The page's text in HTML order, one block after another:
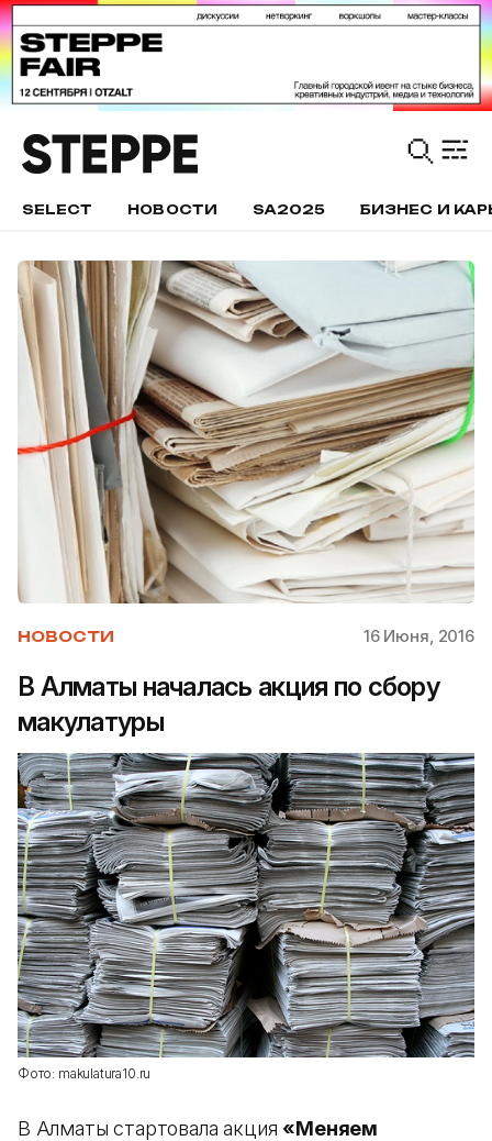
SELECT НОВОСТИ SA2025 БИЗНЕС И
НОВОСТИ 16 Июня, 2016
В Алматы началась акция по сбору
макулатуры
Фото: makulatura10.ru
В Алматы стартовала акция «Меняем